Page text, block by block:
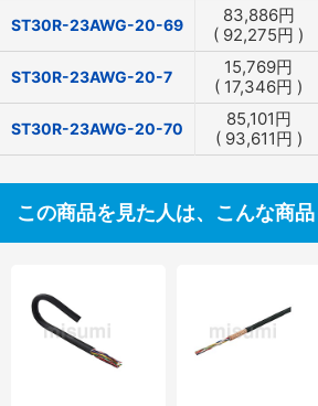
ST30R-23AWG-20-69 83,886円
( 92,275円 )
ST30R-23AWG-20-7 15,769円
( 17,346円 )
ST30R-23AWG-20-70 85,101円
( 93,611円 )
この商品を見た人は、こんな商